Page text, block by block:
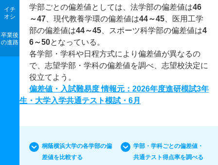
イチ
オシ
卒業後
の進路
学部ごとの偏差値としては、法学部の偏差値は46
～47 、現代教養学環の偏差値は44～45 、医用工学
部の偏差値は44～45 、スポーツ科学部の偏差値は4
6～50となっている。
各学部・学科や日程方式により偏差値が異なるの
で、志望学部・学科の偏差値を調べ、志望校決定に
役立てよう。
偏差値・入試難易度 情報元：2026年度進研模試3年
生・大学入学共通テスト模試・6月
桐蔭横浜大学の各学部の偏
差値を比較する
学部・学科ごとの偏差値・
共通テスト得点率を調べる